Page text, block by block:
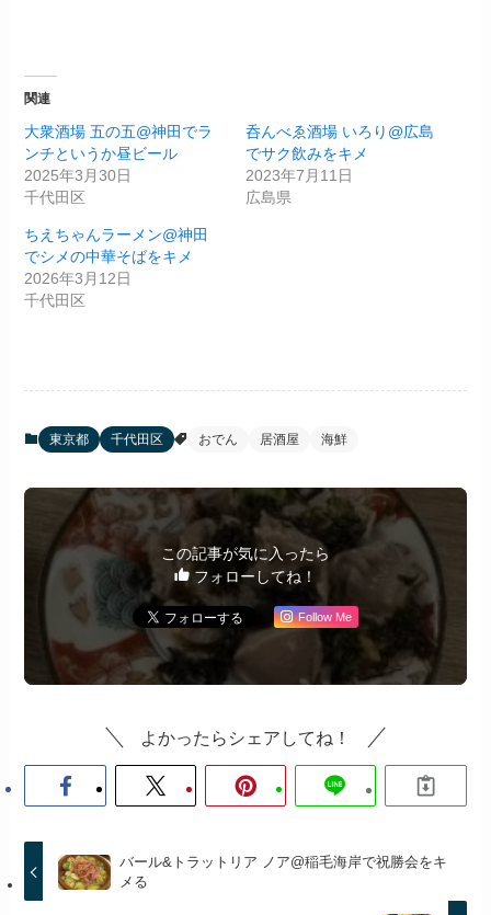
関連
大衆酒場 五の五@神田でラ
ンチというか昼ビール
2025年3月30日
千代田区
呑んべゑ酒場 いろり@広島
でサク飲みをキメ
2023年7月11日
広島県
ちえちゃんラーメン@神田
でシメの中華そばをキメ
2026年3月12日
千代田区
東京都 千代田区 おでん 居酒屋 海鮮
この記事が気に入ったら
フォローしてね！
Follow Me
よかったらシェアしてね！
バール&トラットリア ノア@稲毛海岸で祝勝会をキ
メる